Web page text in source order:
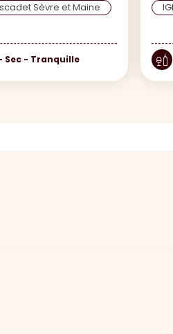
Sèvre et Maine
Sec - Tranquille